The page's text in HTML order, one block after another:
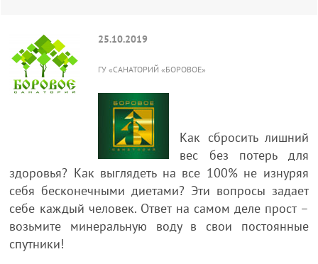
25.10.2019
ГУ «САНАТОРИЙ «БОРОВОЕ»
Как сбросить лишний
вес без потерь для
здоровья? Как выглядеть на все 100% не изнуряя
себя бесконечными диетами? Эти вопросы задает
себе каждый человек. Ответ на самом деле прост –
возьмите минеральную воду в свои постоянные
спутники!